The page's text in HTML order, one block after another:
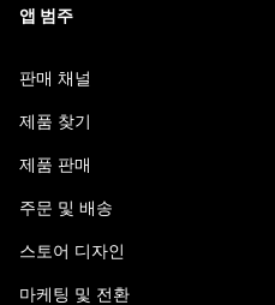
앱 범주
판매 채널
제품 찾기
제품 판매
주문 및 배송
스토어 디자인
마케팅 및 전환